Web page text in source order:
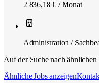
2 836,18 € / Monat
Administration /
Auf der Suche nach ähnlichen
Ähnliche Jobs anzeigen